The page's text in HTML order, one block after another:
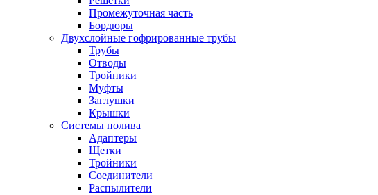
Промежуточная часть
Бордюры
Двухслойные гофрированные трубы
Трубы
Отводы
Тройники
Муфты
Заглушки
Крышки
Системы полива
Адаптеры
Щетки
Тройники
Соединители
Распылители